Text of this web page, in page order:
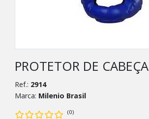
PROTETOR DE CABEÇA
Ref.: 2914
Marca: Milenio Brasil
(0)